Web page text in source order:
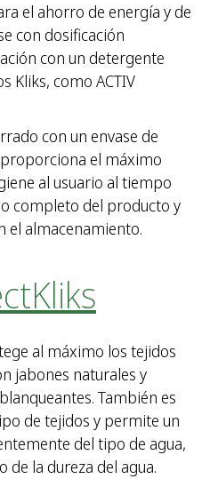
el ahorro de energía y de
con dosificación
con un detergente
Kliks, como ACTIV
con un envase de
el máximo
al usuario al tiempo
completo del producto y
el almacenamiento.
al máximo los tejidos
jabones naturales y
También es
de tejidos y permite un
del tipo de agua,
de la dureza del agua.